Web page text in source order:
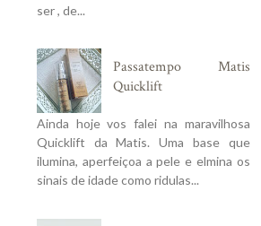
ser , de...
Passatempo Matis
Quicklift
Ainda hoje vos falei na maravilhosa
Quicklift da Matis. Uma base que
ilumina, aperfeiçoa a pele e elmina os
sinais de idade como ridulas...